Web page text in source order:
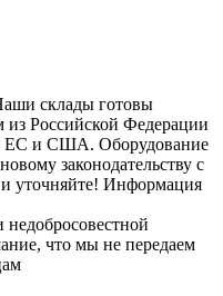
склады готовы
из Российской Федерации
ЕС и США. Оборудование
законодательству с
уточняйте! Информация
что мы не передаем